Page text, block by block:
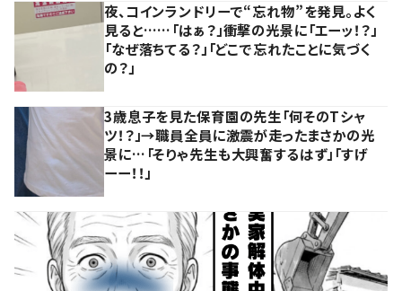
夜、コインランドリーで“忘れ物”を発見。よく
見ると……「はぁ？」衝撃の光景に「エーッ！？」
「なぜ落ちてる？」「どこで忘れたことに気づく
の？」
3歳息子を見た保育園の先生「何そのTシャ
ツ！？」→職員全員に激震が走ったまさかの光
景に…「そりゃ先生も大興奮するはず」「すげ
ーー！！」